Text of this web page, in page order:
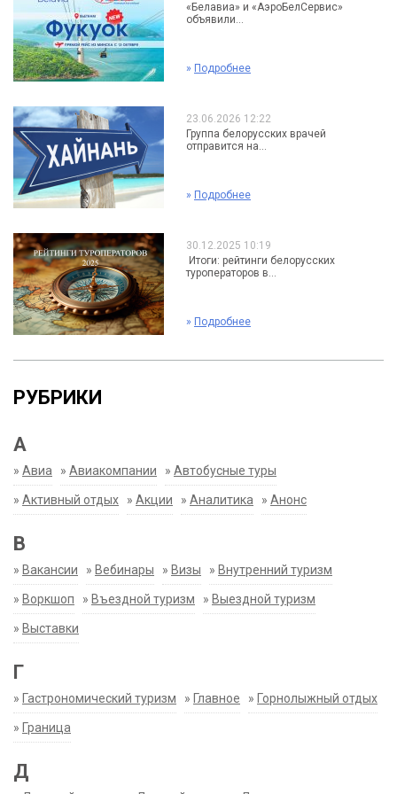
«Белавиа» и «АэроБелСервис»
объявили...
» Подробнее
23.06.2026 12:22
Группа белорусских врачей
отправится на...
» Подробнее
30.12.2025 10:19
Итоги: рейтинги белорусских
туроператоров в...
» Подробнее
РУБРИКИ
А
» Авиа » Авиакомпании » Автобусные туры
» Активный отдых » Акции » Аналитика » Анонс
В
» Вакансии » Вебинары » Визы » Внутренний туризм
» Воркшоп » Въездной туризм » Выездной туризм
» Выставки
Г
» Гастрономический туризм » Главное » Горнолыжный отдых
» Граница
Д